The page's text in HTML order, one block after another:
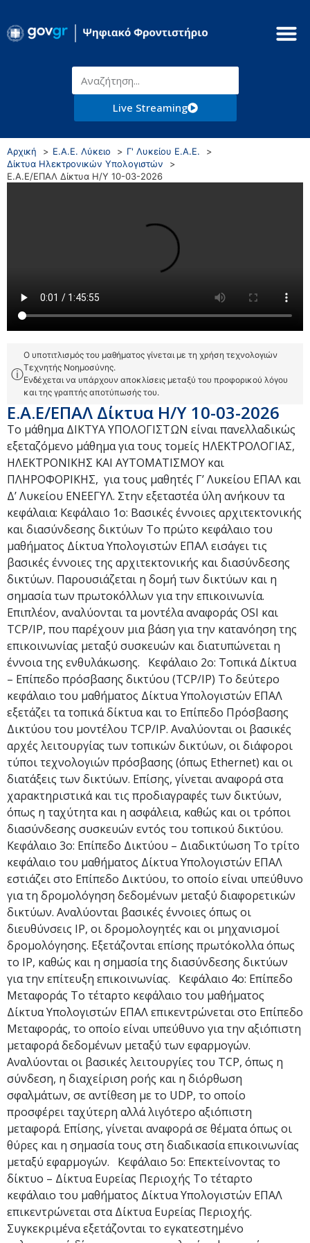
Live Streaming
Αρχική Ε.Α.Ε. Λύκειο
Γ' Λυκείου Ε.Α.Ε.
Δίκτυα Ηλεκτρονικών Υπολογιστών
Ε.Α.Ε/ΕΠΑΛ Δίκτυα Η/Υ 10-03-2026
ⓘ
Ο υποτιτλισμός του μαθήματος γίνεται με τη χρήση τεχνολογιών
Τεχνητής Νοημοσύνης.
Ενδέχεται να υπάρχουν αποκλίσεις μεταξύ του προφορικού λόγου
και της γραπτής αποτύπωσής του.
Ε.Α.Ε/ΕΠΑΛ Δίκτυα Η/Υ 10-03-2026
Το μάθημα ΔΙΚΤΥΑ ΥΠΟΛΟΓΙΣΤΩΝ είναι πανελλαδικώς
εξεταζόμενο μάθημα για τους τομείς ΗΛΕΚΤΡΟΛΟΓΙΑΣ,
ΗΛΕΚΤΡΟΝΙΚΗΣ ΚΑΙ ΑΥΤΟΜΑΤΙΣΜΟΥ και
ΠΛΗΡΟΦΟΡΙΚΗΣ, για τους μαθητές Γ’ Λυκείου ΕΠΑΛ και
Δ’ Λυκείου ΕΝΕΕΓΥΛ. Στην εξεταστέα ύλη ανήκουν τα
κεφάλαια: Κεφάλαιο 1ο: Βασικές έννοιες αρχιτεκτονικής
και διασύνδεσης δικτύων Το πρώτο κεφάλαιο του
μαθήματος Δίκτυα Υπολογιστών ΕΠΑΛ εισάγει τις
βασικές έννοιες της αρχιτεκτονικής και διασύνδεσης
δικτύων. Παρουσιάζεται η δομή των δικτύων και η
σημασία των πρωτοκόλλων για την επικοινωνία.
Επιπλέον, αναλύονται τα μοντέλα αναφοράς OSI και
TCP/IP, που παρέχουν μια βάση για την κατανόηση της
επικοινωνίας μεταξύ συσκευών και διατυπώνεται η
έννοια της ενθυλάκωσης. Κεφάλαιο 2ο: Τοπικά Δίκτυα
– Επίπεδο πρόσβασης δικτύου (TCP/IP) Το δεύτερο
κεφάλαιο του μαθήματος Δίκτυα Υπολογιστών ΕΠΑΛ
εξετάζει τα τοπικά δίκτυα και το Επίπεδο Πρόσβασης
Δικτύου του μοντέλου TCP/IP. Αναλύονται οι βασικές
αρχές λειτουργίας των τοπικών δικτύων, οι διάφοροι
τύποι τεχνολογιών πρόσβασης (όπως Ethernet) και οι
διατάξεις των δικτύων. Επίσης, γίνεται αναφορά στα
χαρακτηριστικά και τις προδιαγραφές των δικτύων,
όπως η ταχύτητα και η ασφάλεια, καθώς και οι τρόποι
διασύνδεσης συσκευών εντός του τοπικού δικτύου.
Κεφάλαιο 3ο: Επίπεδο Δικτύου – Διαδικτύωση Το τρίτο
κεφάλαιο του μαθήματος Δίκτυα Υπολογιστών ΕΠΑΛ
εστιάζει στο Επίπεδο Δικτύου, το οποίο είναι υπεύθυνο
για τη δρομολόγηση δεδομένων μεταξύ διαφορετικών
δικτύων. Αναλύονται βασικές έννοιες όπως οι
διευθύνσεις IP, οι δρομολογητές και οι μηχανισμοί
δρομολόγησης. Εξετάζονται επίσης πρωτόκολλα όπως
το IP, καθώς και η σημασία της διασύνδεσης δικτύων
για την επίτευξη επικοινωνίας. Κεφάλαιο 4ο: Επίπεδο
Μεταφοράς Το τέταρτο κεφάλαιο του μαθήματος
Δίκτυα Υπολογιστών ΕΠΑΛ επικεντρώνεται στο Επίπεδο
Μεταφοράς, το οποίο είναι υπεύθυνο για την αξιόπιστη
μεταφορά δεδομένων μεταξύ των εφαρμογών.
Αναλύονται οι βασικές λειτουργίες του TCP, όπως η
σύνδεση, η διαχείριση ροής και η διόρθωση
σφαλμάτων, σε αντίθεση με το UDP, το οποίο
προσφέρει ταχύτερη αλλά λιγότερο αξιόπιστη
μεταφορά. Επίσης, γίνεται αναφορά σε θέματα όπως οι
θύρες και η σημασία τους στη διαδικασία επικοινωνίας
μεταξύ εφαρμογών. Κεφάλαιο 5ο: Επεκτείνοντας το
δίκτυο – Δίκτυα Ευρείας Περιοχής Το τέταρτο
κεφάλαιο του μαθήματος Δίκτυα Υπολογιστών ΕΠΑΛ
επικεντρώνεται στα Δίκτυα Ευρείας Περιοχής.
Συγκεκριμένα εξετάζονται το εγκατεστημένο